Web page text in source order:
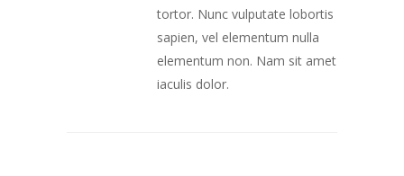
tortor. Nunc vulputate lobortis
sapien, vel elementum nulla
elementum non. Nam sit amet
iaculis dolor.